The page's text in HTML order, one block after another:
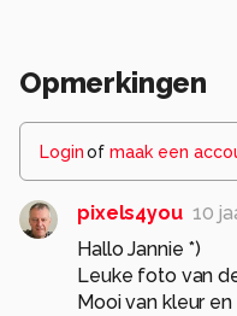
Opmerkingen
Loginof maak een
pixels4you 10
Hallo Jannie *)
Leuke foto van
Mooi van kleur